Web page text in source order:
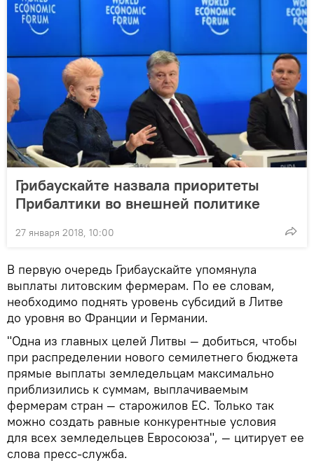
Грибаускайте назвала приоритеты
Прибалтики во внешней политике
27 января 2018, 10:00
В первую очередь Грибаускайте упомянула
выплаты литовским фермерам. По ее словам,
необходимо поднять уровень субсидий в Литве
до уровня во Франции и Германии.
"Одна из главных целей Литвы — добиться, чтобы
при распределении нового семилетнего бюджета
прямые выплаты земледельцам максимально
приблизились к суммам, выплачиваемым
фермерам стран — старожилов ЕС. Только так
можно создать равные конкурентные условия
для всех земледельцев Евросоюза", — цитирует ее
слова пресс-служба.